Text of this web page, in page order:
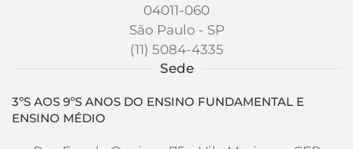
04011-060
São Paulo - SP
(11) 5084-4335
Sede
3ºS AOS 9ºS ANOS DO ENSINO FUNDAMENTAL E
ENSINO MÉDIO